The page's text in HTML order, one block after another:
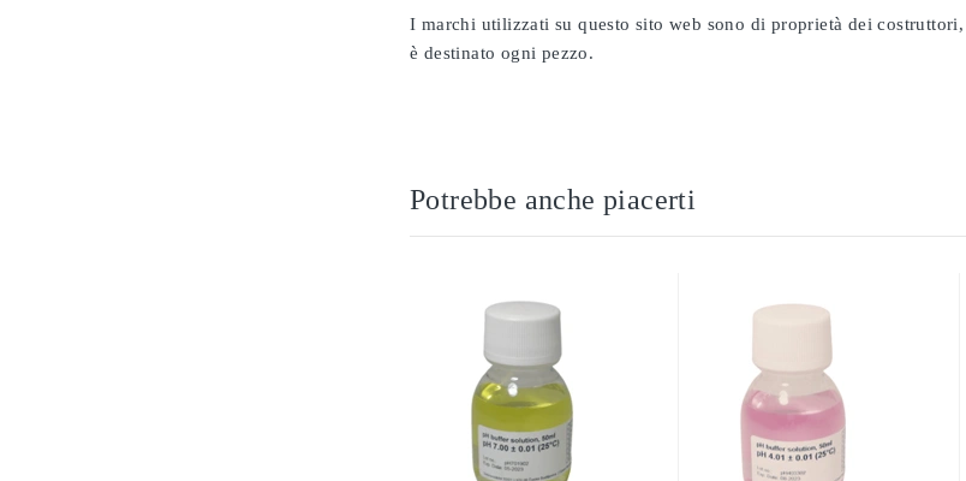
I marchi utilizzati su questo sito web sono di proprietà dei
è destinato ogni pezzo.
Potrebbe anche piacerti